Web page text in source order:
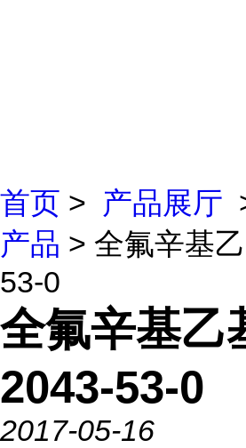
首页 > 产品展厅
产品 > 全氟辛基
53-0
全氟辛基乙
2043-53-0
2017-05-16